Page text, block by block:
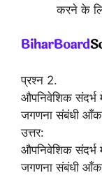
करने के
प्रश्न 2.
औपनिवेशिक
जगणना संबंधी
उत्तर:
औपनिवेशिक
जगणना संबंधी